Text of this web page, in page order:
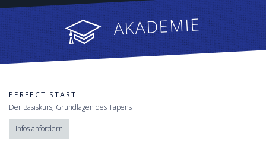
AKADEMIE
PERFECT START
Der Basiskurs, Grundlagen des Tapens
Infos anfordern